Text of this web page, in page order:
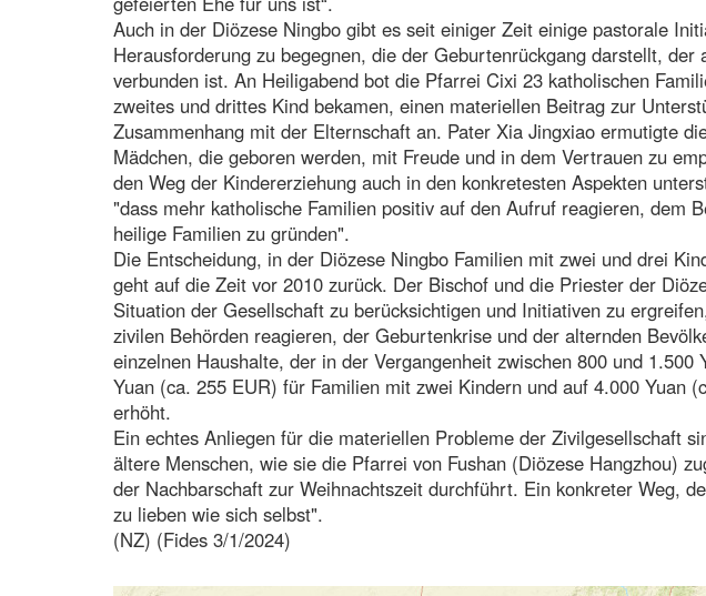
Auch in der Diözese Ningbo gibt es seit einiger Zeit einige pastorale
Herausforderung zu begegnen, die der Geburtenrückgang darstellt,
verbunden ist. An Heiligabend bot die Pfarrei Cixi 23 katholischen
zweites und drittes Kind bekamen, einen materiellen Beitrag zur
Zusammenhang mit der Elternschaft an. Pater Xia Jingxiao ermutigte
Mädchen, die geboren werden, mit Freude und in dem Vertrauen zu
den Weg der Kindererziehung auch in den konkretesten Aspekten
"dass mehr katholische Familien positiv auf den Aufruf reagieren, dem
heilige Familien zu gründen".
Die Entscheidung, in der Diözese Ningbo Familien mit zwei und drei
geht auf die Zeit vor 2010 zurück. Der Bischof und die Priester der
Situation der Gesellschaft zu berücksichtigen und Initiativen zu
zivilen Behörden reagieren, der Geburtenkrise und der alternden
einzelnen Haushalte, der in der Vergangenheit zwischen 800 und
Yuan (ca. 255 EUR) für Familien mit zwei Kindern und auf 4.000 Yuan
erhöht.
Ein echtes Anliegen für die materiellen Probleme der Zivilgesellschaft
ältere Menschen, wie sie die Pfarrei von Fushan (Diözese Hangzhou)
der Nachbarschaft zur Weihnachtszeit durchführt. Ein konkreter Weg,
zu lieben wie sich selbst".
(NZ) (Fides 3/1/2024)